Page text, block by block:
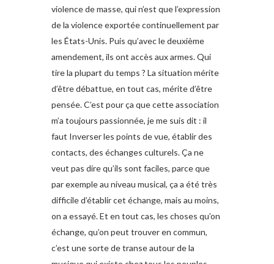
violence de masse, qui n’est que l’expression
de la violence exportée continuellement par
les États-Unis. Puis qu’avec le deuxième
amendement, ils ont accès aux armes. Qui
tire la plupart du temps ? La situation mérite
d’être débattue, en tout cas, mérite d’être
pensée. C’est pour ça que cette association
m’a toujours passionnée, je me suis dit : il
faut Inverser les points de vue, établir des
contacts, des échanges culturels. Ça ne
veut pas dire qu’ils sont faciles, parce que
par exemple au niveau musical, ça a été très
difficile d’établir cet échange, mais au moins,
on a essayé. Et en tout cas, les choses qu’on
échange, qu’on peut trouver en commun,
c’est une sorte de transe autour de la